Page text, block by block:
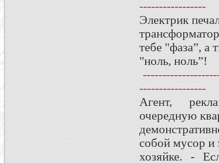
-----------------
Электрик
тебе "фаза”, а
"ноль, ноль”!
-----------------
Агент,
очередную
собой мусор и
хозяйке. -